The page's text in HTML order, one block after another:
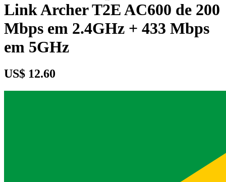
Link Archer T2E AC600 de 200
Mbps em 2.4GHz + 433 Mbps
em 5GHz
US$ 12.60